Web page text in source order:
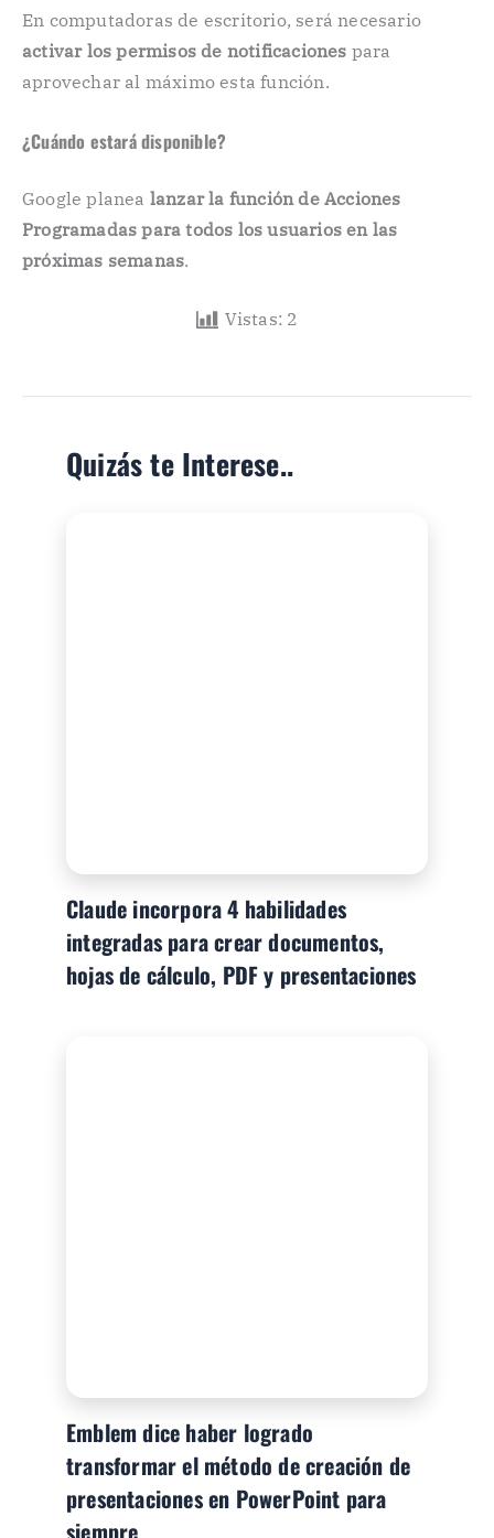
En computadoras de escritorio, será necesario
activar los permisos de notificaciones para
aprovechar al máximo esta función.
¿Cuándo estará disponible?
Google planea lanzar la función de Acciones
Programadas para todos los usuarios en las
próximas semanas.
Vistas: 2
Quizás te Interese..
Claude incorpora 4 habilidades
integradas para crear documentos,
hojas de cálculo, PDF y presentaciones
Emblem dice haber logrado
transformar el método de creación de
presentaciones en PowerPoint para